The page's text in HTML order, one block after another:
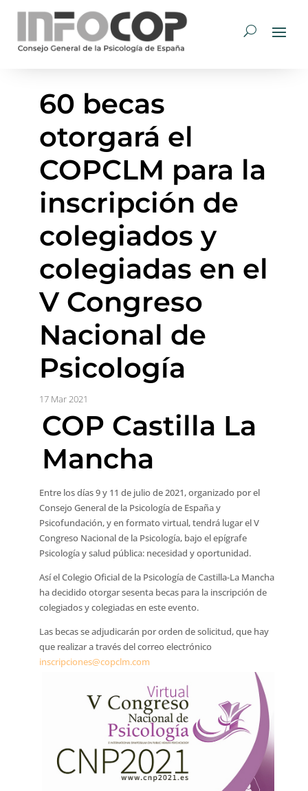
60 becas
otorgará el
COPCLM para la
inscripción de
colegiados y
colegiadas en el
V Congreso
Nacional de
Psicología
17 Mar 2021
COP Castilla La
Mancha
Entre los días 9 y 11 de julio de 2021, organizado por el
Consejo General de la Psicología de España y
Psicofundación, y en formato virtual, tendrá lugar el V
Congreso Nacional de la Psicología, bajo el epígrafe
Psicología y salud pública: necesidad y oportunidad.
Así el Colegio Oficial de la Psicología de Castilla-La Mancha
ha decidido otorgar sesenta becas para la inscripción de
colegiados y colegiadas en este evento.
Las becas se adjudicarán por orden de solicitud, que hay
que realizar a través del correo electrónico
inscripciones@copclm.com